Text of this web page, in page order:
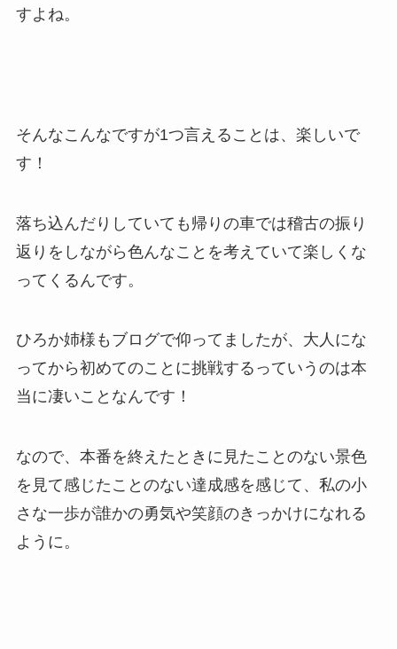
すよね。
そんなこんなですが1つ言えることは、楽しいで
す！
落ち込んだりしていても帰りの車では稽古の振り
返りをしながら色んなことを考えていて楽しくな
ってくるんです。
ひろか姉様もブログで仰ってましたが、大人にな
ってから初めてのことに挑戦するっていうのは本
当に凄いことなんです！
なので、本番を終えたときに見たことのない景色
を見て感じたことのない達成感を感じて、私の小
さな一歩が誰かの勇気や笑顔のきっかけになれる
ように。